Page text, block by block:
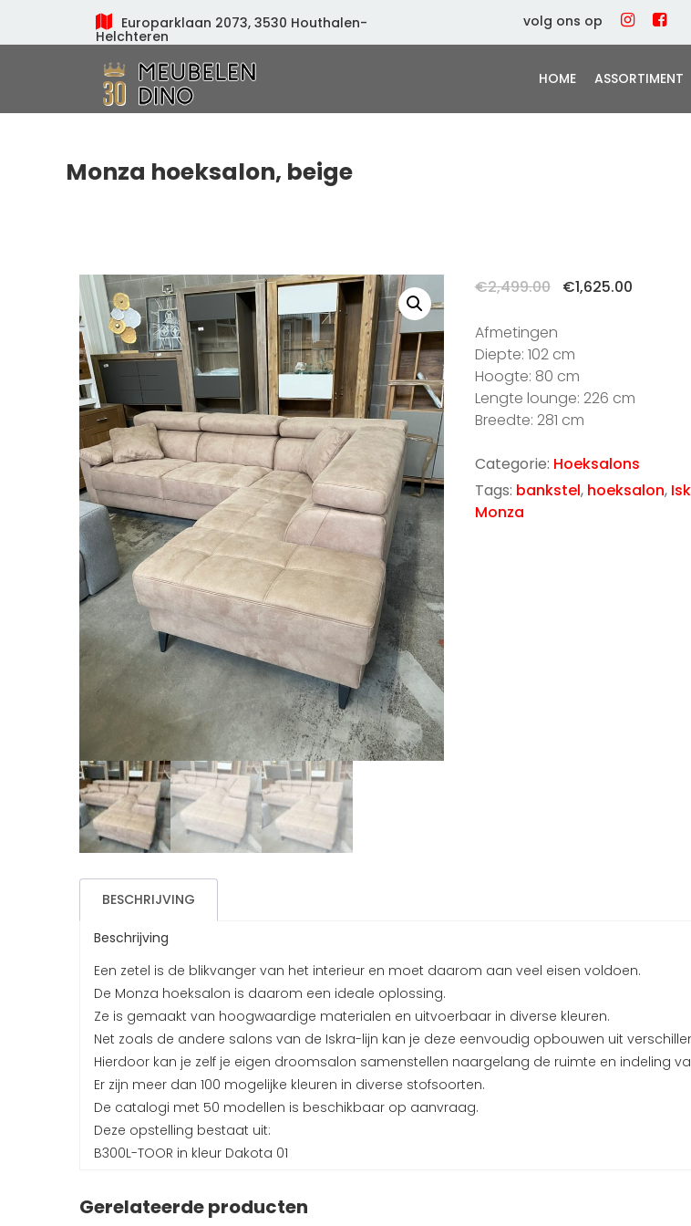
Europarklaan 2073, 3530 Houthalen-
Helchteren
volg ons op
HOME ASSORTIMENT
Monza hoeksalon, beige
€2,499.00
Oorspronkelijke
€2,499.00.
€1,625.00
Afmetingen
Diepte: 102 cm
Hoogte: 80 cm
Lengte lounge: 226 cm
Breedte: 281 cm
Categorie: Hoeksalons
Tags: bankstel, hoeksalon,
Monza
BESCHRIJVING
Beschrijving
Een zetel is de blikvanger van het interieur en moet daarom aan veel eisen voldoen.
De Monza hoeksalon is daarom een ideale oplossing.
Ze is gemaakt van hoogwaardige materialen en uitvoerbaar in diverse kleuren.
Net zoals de andere salons van de Iskra-lijn kan je deze eenvoudig opbouwen uit
Hierdoor kan je zelf je eigen droomsalon samenstellen naargelang de ruimte en indeling
Er zijn meer dan 100 mogelijke kleuren in diverse stofsoorten.
De catalogi met 50 modellen is beschikbaar op aanvraag.
Deze opstelling bestaat uit:
B300L-TOOR in kleur Dakota 01
Gerelateerde producten